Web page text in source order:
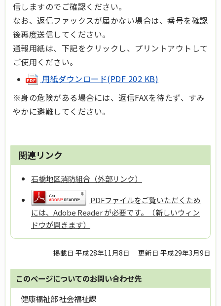
信しますのでご確認ください。
なお、返信ファックスが届かない場合は、番号を確認
後再度送信してください。
通報用紙は、下記をクリックし、プリントアウトして
ご使用ください。
用紙ダウンロード(PDF 202 KB)
※身の危険がある場合には、返信FAXを待たず、すみ
やかに避難してください。
関連リンク
石橋地区消防組合（外部リンク）
PDFファイルをご覧いただくため
には、Adobe Reader が必要です。（新しいウィン
ドウが開きます）
掲載日 平成28年11月8日 更新日 平成29年3月9日
このページについてのお問い合わせ先
健康福祉部 社会福祉課